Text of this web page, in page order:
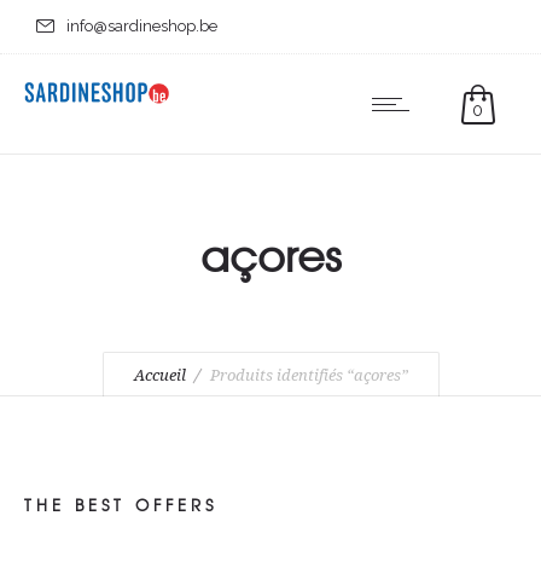
info@sardineshop.be
0
açores
Accueil Produits identifiés “açores”
THE BEST OFFERS